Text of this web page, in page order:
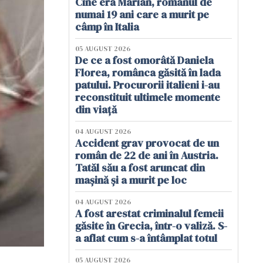
numai 19 ani care a murit pe
câmp în Italia
05 AUGUST 2026
De ce a fost omorâtă Daniela
Florea, românca găsită în lada
patului. Procurorii italieni i-au
reconstituit ultimele momente
din viață
04 AUGUST 2026
Accident grav provocat de un
român de 22 de ani în Austria.
Tatăl său a fost aruncat din
mașină și a murit pe loc
04 AUGUST 2026
A fost arestat criminalul femeii
găsite în Grecia, într-o valiză. S-
a aflat cum s-a întâmplat totul
05 AUGUST 2026